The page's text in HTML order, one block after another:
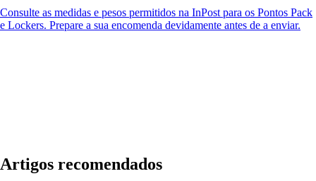
Consulte as medidas e pesos permitidos na InPost para os Pontos Pack
e Lockers. Prepare a sua encomenda devidamente antes de a enviar.
Artigos recomendados